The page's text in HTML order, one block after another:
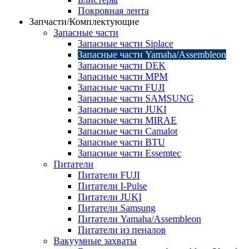
Покровная лента
Запчасти/Комплектующие
Запасные части
Запасные части Siplace
Запасные части Yamaha/Assembleon
Запасные части DEK
Запасные части MPM
Запасные части FUJI
Запасные части SAMSUNG
Запасные части JUKI
Запасные части MIRAE
Запасные части Camalot
Запасные части BTU
Запасные части Essemtec
Питатели
Питатели FUJI
Питатели I-Pulse
Питатели JUKI
Питатели Samsung
Питатели Yamaha/Assembleon
Питатели из пеналов
Вакуумные захваты